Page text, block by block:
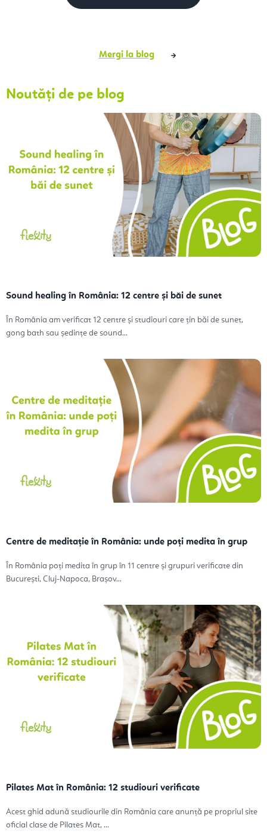
Mergi la blog
Noutăți de pe blog
Sound healing în România: 12 centre și băi de sunet
În România am verificat 12 centre și studiouri care țin băi de sunet,
gong bath sau ședințe de sound...
Centre de meditație în România: unde poți medita în grup
În România poți medita în grup în 11 centre și grupuri verificate din
București, Cluj-Napoca, Brașov...
Pilates Mat în România: 12 studiouri verificate
Acest ghid adună studiourile din România care anunță pe propriul site
oficial clase de Pilates Mat, ...